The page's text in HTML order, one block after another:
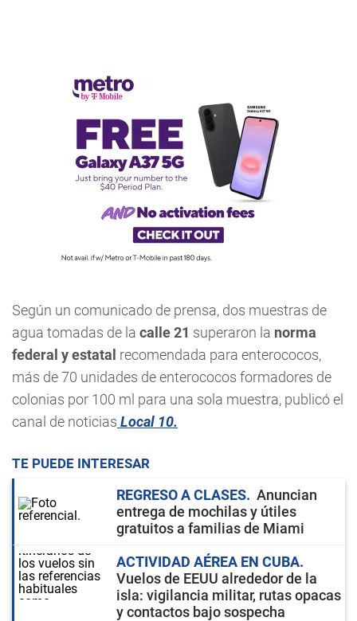
Según un comunicado de prensa, dos muestras de
agua tomadas de la calle 21 superaron la norma
federal y estatal recomendada para enterococos,
más de 70 unidades de enterococos formadores de
colonias por 100 ml para una sola muestra, publicó el
canal de noticias Local 10.
TE PUEDE INTERESAR
REGRESO A CLASES
Anuncian
entrega de mochilas y útiles
gratuitos a familias de Miami
ACTIVIDAD AÉREA EN CUBA
Vuelos de EEUU alrededor de la
isla: vigilancia militar, rutas opacas
y contactos bajo sospecha